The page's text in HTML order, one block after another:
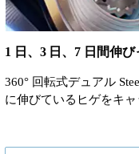
1 日、3 日、7 日間伸
360° 回転式デュアル
に伸びているヒゲをキ